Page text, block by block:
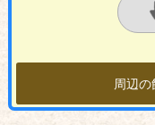
周辺